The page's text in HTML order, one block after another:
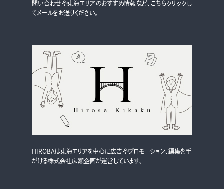
問い合わせや東海エリアのおすすめ情報など、こちらクリックし
てメールをお送りください。
HIROBAは東海エリアを中心に広告やプロモーション、編集を手
がける株式会社広瀬企画が運営しています。